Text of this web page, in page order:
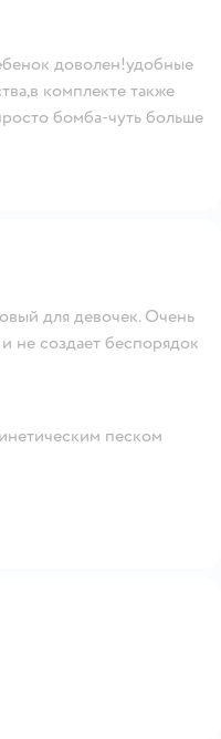
доволен!удобные
комплекте также
бомба-чуть больше
для девочек. Очень
не создает беспорядок
песком